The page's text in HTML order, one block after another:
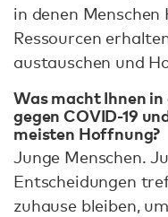
in denen
Ressourcen
austauschen und
Was macht Ihnen
gegen COVID-19
meisten Hoffnung?
Junge Menschen.
Entscheidungen
zuhause bleiben,